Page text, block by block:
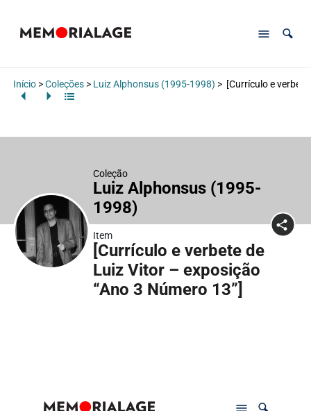
Início>Coleções> Luiz Alphonsus (1995-1998) > [Currículo e
Coleção
Luiz Alphonsus (1995-
1998)
Item
[Currículo e verbete de
Luiz Vitor – exposição
“Ano 3 Número 13”]